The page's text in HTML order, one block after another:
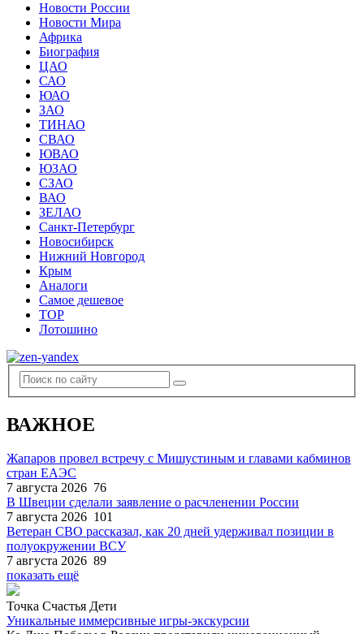
Новости России
Новости Мира
Африка
Биография
ЦАО
САО
ЮАО
ЗАО
ТИНАО
СВАО
ЮВАО
ЮЗАО
СЗАО
ВАО
ЗЕЛАО
Санкт-Петербург
Новосибирск
Нижний Новгород
Крым
Аналоги
Самое дешевое
TOP
Лотошино
ВАЖНОЕ
Жапаров провел встречу с Мишустиным и главами кабминов
стран ЕАЭС
7 августа 2026 76
В Швеции сделали заявление о расчленении России
7 августа 2026 101
Ветеран СВО рассказал, как 20 дней удерживал позиции в
полуокружении ВСУ
7 августа 2026 89
показать ещё
Точка Счастья Дети
Уникальные иммерсивные игры-экскурсии